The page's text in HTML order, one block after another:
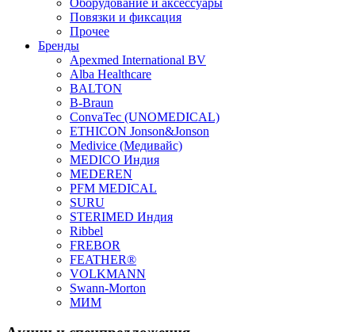
Повязки и фиксация
Прочее
Бренды
Apexmed International BV
Alba Healthcare
BALTON
B-Braun
ConvaTec (UNOMEDICAL)
ETHICON Jonson&Jonson
Medivice (Медивайс)
MEDICO Индия
MEDEREN
PFM MEDICAL
SURU
STERIMED Индия
Ribbel
FREBOR
FEATHER®
VOLKMANN
Swann-Morton
МИМ